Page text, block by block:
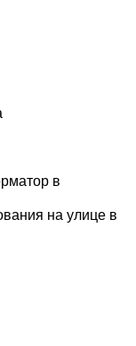
в
на улице в